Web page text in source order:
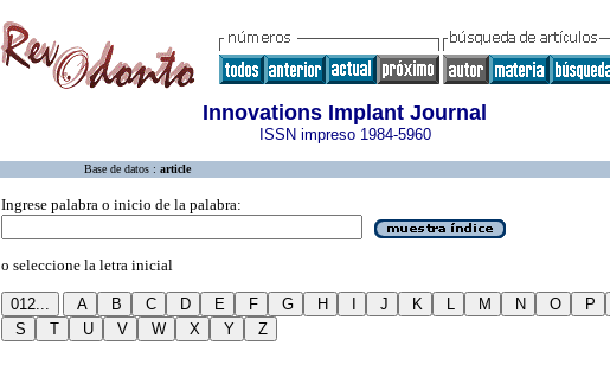
Innovations Implant Journal
ISSN impreso 1984-5960
Base de datos : article
Ingrese palabra o inicio de la palabra:
o seleccione la letra inicial